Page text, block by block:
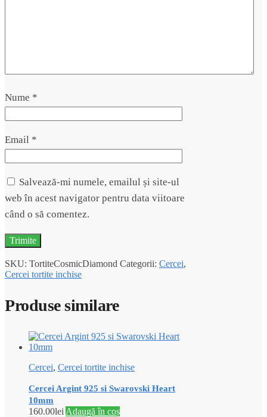
Nume *
Email *
Salvează-mi numele, emailul și site-ul
web în acest navigator pentru data viitoare
când o să comentez.
SKU: TortiteCosmicDiamond Categorii: Cercei,
Cercei tortite inchise
Produse similare
Cercei, Cercei tortite inchise
Cercei Argint 925 si Swarovski Heart
10mm
160.00lei Adaugă în coș